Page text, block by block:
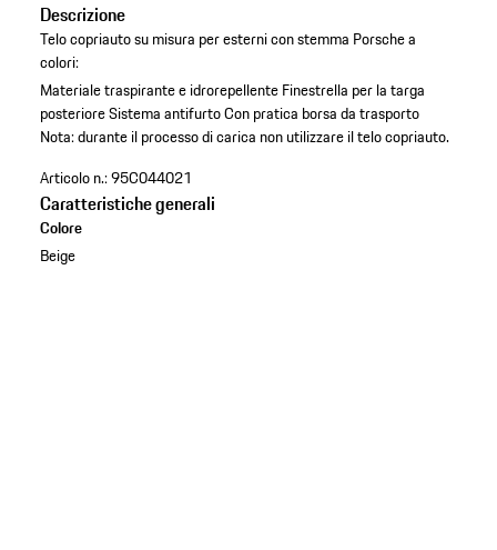
Descrizione
Telo copriauto su misura per esterni con stemma Porsche a
colori:
Materiale traspirante e idrorepellente Finestrella per la targa
posterioreSistema antifurtoCon pratica borsa da trasporto
Nota: durante il processo di carica non utilizzare il telo copriauto.
Articolo n.:95C044021
Caratteristiche generali
Colore
Beige